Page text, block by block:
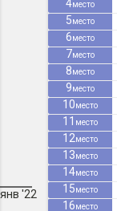
янв '22
4место
5место
6место
7место
8место
9место
10место
11 место
12место
13место
14место
15место
16место